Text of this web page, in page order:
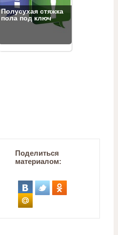
Полусухая стяжка
пола под ключ
Поделиться
материалом: